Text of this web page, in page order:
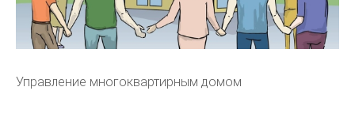
Управление многоквартирным домом